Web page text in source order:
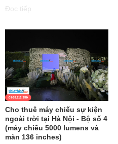
Đọc tiếp
Cho thuê máy chiếu sự kiện
ngoài trời tại Hà Nội - Bộ số 4
(máy chiếu 5000 lumens và
màn 136 inches)